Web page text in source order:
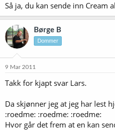
Så ja, du kan sende inn Cream
Børge B
Dommer
9 Mar 2011
Takk for kjapt svar Lars.
Da skjønner jeg at jeg har lest
:roedme: :roedme: :roedme:
Hvor går det frem at en kan